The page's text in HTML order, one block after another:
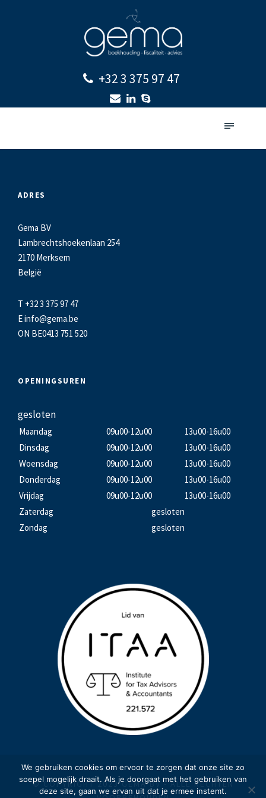
+32 3 375 97 47
ADRES
Gema BV
Lambrechtshoekenlaan 254
2170 Merksem
België
T +32 3 375 97 47
Einfo@gema.be
ON BE0413 751 520
OPENINGSUREN
gesloten
Maandag 09u00-12u00
13u00-16u00
Dinsdag
09u00-12u00
13u00-16u00
Woensdag
09u00-12u00
13u00-16u00
Donderdag
09u00-12u00
13u00-16u00
Vrijdag
09u00-12u00
13u00-16u00
Zaterdag
gesloten
Zondag
gesloten
© COPYRIGHT 2023 GEMA BV - ALLE RECHTEN
We gebruiken cookies om ervoor te zorgen dat onze site zo
soepel mogelijk draait. Als je doorgaat met het gebruiken van
deze site, gaan we ervan uit dat je ermee instemt.